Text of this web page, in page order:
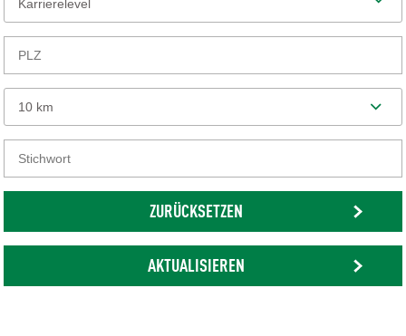
Karrierelevel
10 km
ZURÜCKSETZEN
AKTUALISIEREN